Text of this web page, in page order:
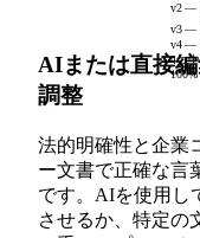
v2 —
v3 —
v4 —
4つ
100%
AIまたは直接
調整
法的明確性と企業
ー文書で正確な言
です。AIを使用し
させるか、特定の